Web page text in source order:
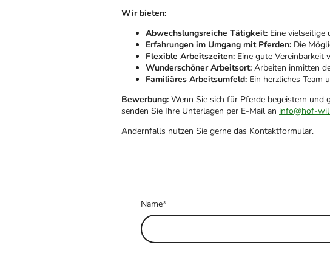
Wir bieten:
Abwechslungsreiche Tätigkeit: Eine vielseitige
Erfahrungen im Umgang mit Pferden: Die
Flexible Arbeitszeiten: Eine gute Vereinbarkeit
Wunderschöner Arbeitsort: Arbeiten inmitten
Familiäres Arbeitsumfeld: Ein herzliches Team
Bewerbung: Wenn Sie sich für Pferde begeistern und
senden Sie Ihre Unterlagen per E-Mail an info@hof-
Andernfalls nutzen Sie gerne das Kontaktformular.
Name*